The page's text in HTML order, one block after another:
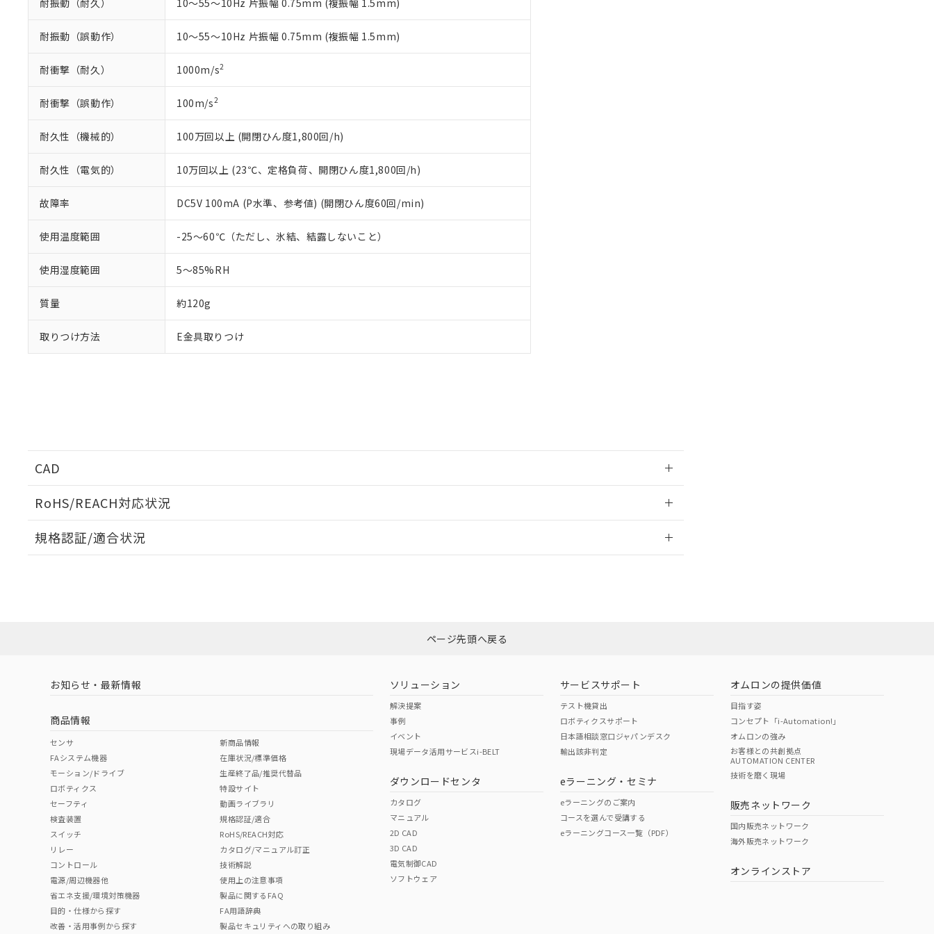
耐振動（耐久） 10～55～10Hz 片振幅 0.75mm (複振幅 1.5mm)
耐振動（誤動作） 10～55～10Hz 片振幅 0.75mm (複振幅 1.5mm)
耐衝撃（耐久） 1000m/s2
耐衝撃（誤動作） 100m/s2
耐久性（機械的） 100万回以上 (開閉ひん度1,800回/h)
耐久性（電気的） 10万回以上 (23℃、定格負荷、開閉ひん度1,800回/h)
故障率 DC5V 100mA (P水準、参考値) (開閉ひん度60回/min)
使用温度範囲 -25～60℃（ただし、氷結、結露しないこと）
使用湿度範囲 5～85%RH
質量 約120g
取りつけ方法 E金具取りつけ
CAD
RoHS/REACH対応状況
EU RoHS 注意事項・凡例
ダウンロードはこちら
中国 RoHS 注意事項・凡例
中国 RoHS表
Pb Hg Cr(VI)
O O
"対応済み"や非含有の記載がされた商品であっても、流通在庫等で未対応品が混在する可能性があります。
非含有品が必要な際は、弊社営業部門もしくは販売店へお問い合わせください。
規格認証/適合状況
り割愛しております。
ページ先頭へ戻る
お知らせ・最新情報
商品情報
センサ
FAシステム機器
モーション/ドライブ
ロボティクス
セーフティ
検査装置
スイッチ
リレー
コントロール
電源/周辺機器他
省エネ支援/環境対策機器
目的・仕様から探す
改善・活用事例から探す
新商品情報
在庫状況/標準価格
生産終了品/推奨代替品
特設サイト
動画ライブラリ
規格認証/適合
RoHS/REACH対応
カタログ/マニュアル訂正
技術解説
使用上の注意事項
製品に関するFAQ
FA用語辞典
製品セキュリティへの取り組み
ソリューション
解決提案
事例
イベント
現場データ活用サービスi-BELT
ダウンロードセンタ
カタログ
マニュアル
2D CAD
3D CAD
電気制御CAD
ソフトウェア
サービスサポート
テスト機貸出
ロボティクスサポート
日本語相談窓口ジャパンデスク
輸出該非判定
eラーニング・セミナ
eラーニングのご案内
コースを選んで受講する
eラーニングコース一覧（PDF）
オムロンの提供価値
目指す姿
コンセプト「i-Automation!」
オムロンの強み
お客様との共創拠点
AUTOMATION CENTER
技術を磨く現場
販売ネットワーク
国内販売ネットワーク
海外販売ネットワーク
オンラインストア